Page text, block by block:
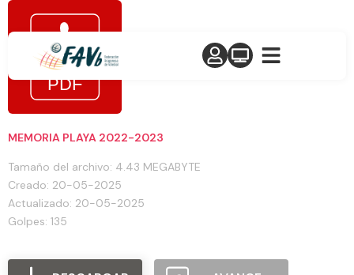
MEMORIA PLAYA 2022-2023
Tamaño del archivo: 4.43 MEGABYTE
Creado: 20-05-2025
Actualizado: 20-05-2025
Golpes: 135